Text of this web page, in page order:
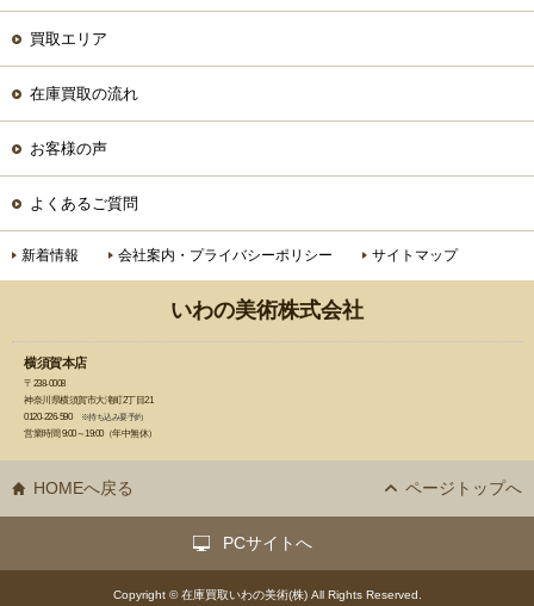
買取エリア
在庫買取の流れ
お客様の声
よくあるご質問
新着情報 会社案内・プライバシーポリシー サイトマップ
いわの美術株式会社
横須賀本店
〒238-0008
神奈川県横須賀市大滝町2丁目21
0120-226-590
※持ち込み要予約
営業時間 9:00～19:00（年中無休）
HOMEへ戻る ページトップへ
PCサイトへ
Copyright © 在庫買取いわの美術(株) All Rights Reserved.